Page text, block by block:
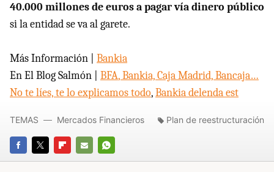
40.000 millones de euros a pagar vía dinero público
si la entidad se va al garete.
Más Información | Bankia
En El Blog Salmón | BFA, Bankia, Caja Madrid, Bancaja…
No te líes, te lo explicamos todo,Bankia delenda est
FACEBOOK
TWITTERFLIPBOARD
E-
WHATSAPP
TEMAS Mercados Financieros Plan de reestructuración